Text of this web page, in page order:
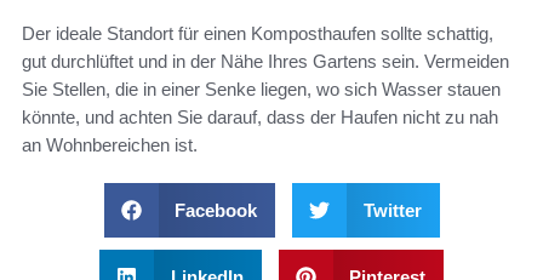
Der ideale Standort für einen Komposthaufen sollte schattig,
gut durchlüftet und in der Nähe Ihres Gartens sein. Vermeiden
Sie Stellen, die in einer Senke liegen, wo sich Wasser stauen
könnte, und achten Sie darauf, dass der Haufen nicht zu nah
an Wohnbereichen ist.
Facebook Twitter